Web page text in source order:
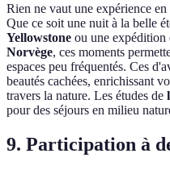
Rien ne vaut une expérience
Que ce soit une nuit à la belle
Yellowstone ou une expédition
Norvège, ces moments
espaces peu fréquentés. Ces
beautés cachées, enrichissant
travers la nature. Les études de
pour des séjours en milieu
9. Participation à